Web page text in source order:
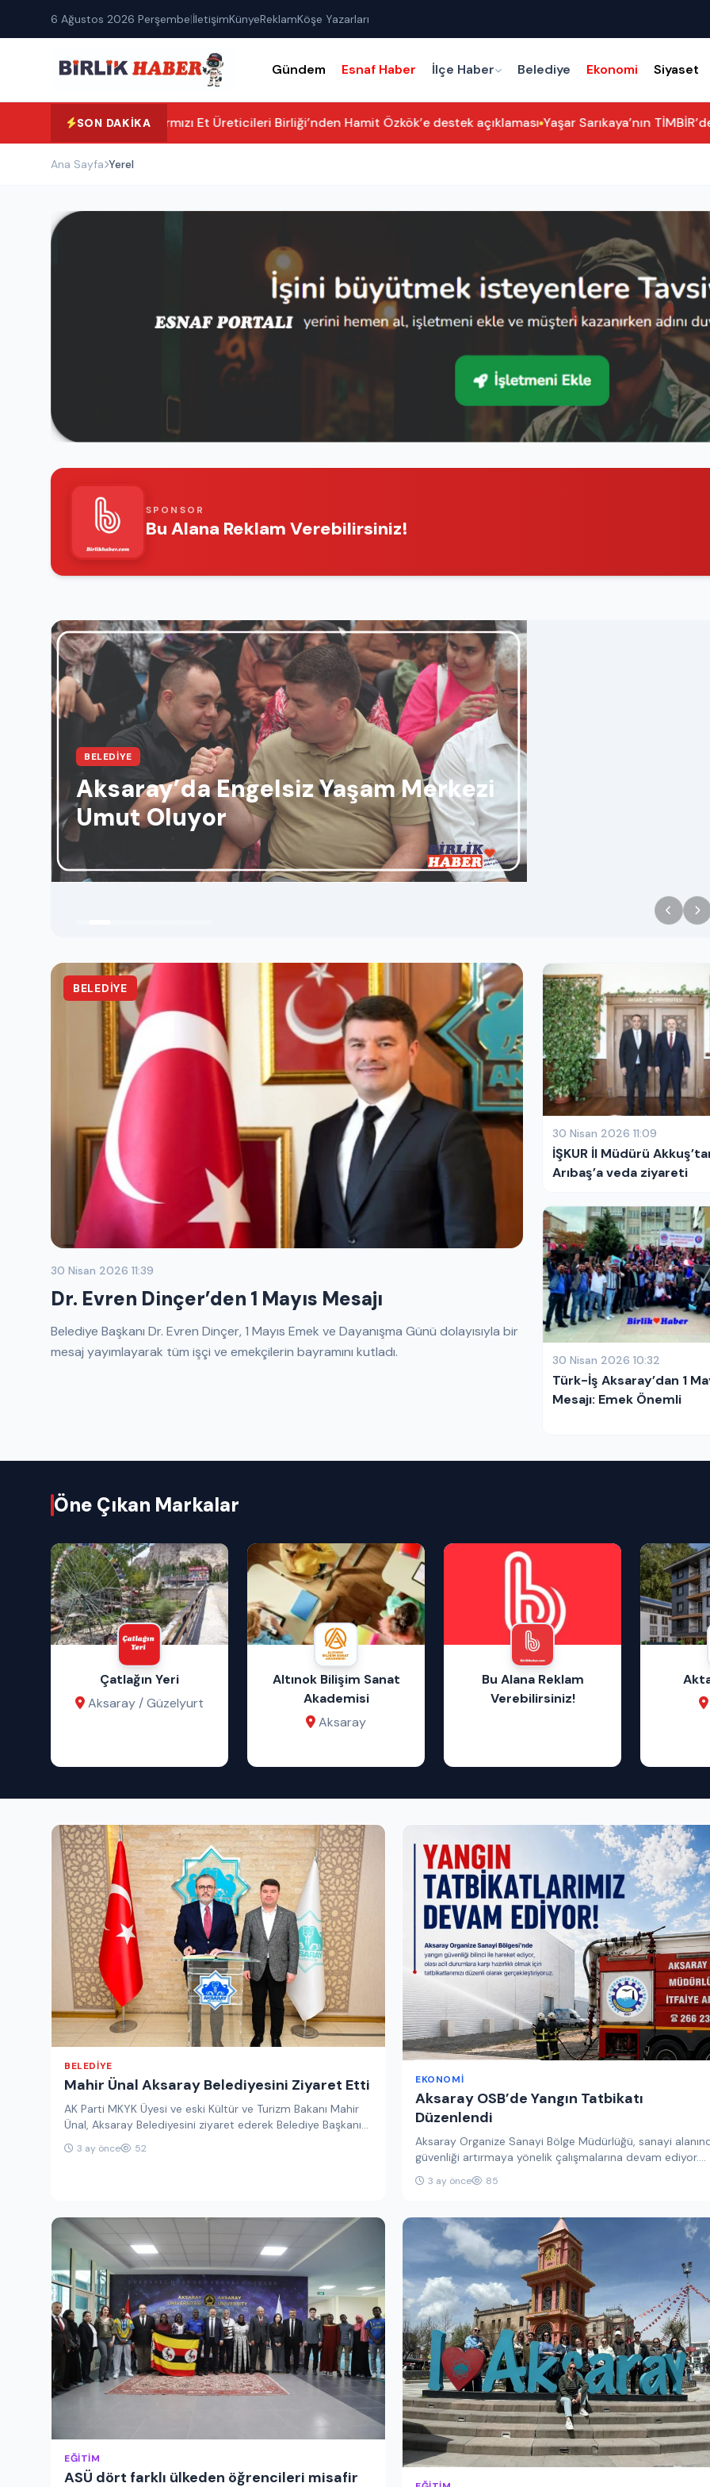
6 Ağustos 2026 Perşembe|İletişimKünyeReklamKöşe Yazarları
Gündem Esnaf Haber İlçe Haber Belediye Ekonomi Siyaset
SON DAKIKA
Aksaray Kırmızı Et Üreticileri Birliği’nden Hamit Özkök’e destek açıklaması Yaşar Sarıkaya’nın
Ana Sayfa Yerel
SPONSOR
Bu Alana Reklam Verebilirsiniz!
BELEDIYE
Aksaray’da Engelsiz Yaşam Merkezi
Umut Oluyor
BELEDIYE
30 Nisan 2026 11:39
Dr. Evren Dinçer’den 1 Mayıs Mesajı
Belediye Başkanı Dr. Evren Dinçer, 1 Mayıs Emek ve Dayanışma Günü dolayısıyla bir
mesaj yayımlayarak tüm işçi ve emekçilerin bayramını kutladı.
30 Nisan 2026 11:09
İŞKUR İl Müdürü Akkuş’tan
Arıbaş’a veda ziyareti
30 Nisan 2026 10:32
Türk-İş Aksaray’dan 1
Mesajı: Emek Önemli
Öne Çıkan Markalar
Çatlağın Yeri
Aksaray / Güzelyurt
Altınok Bilişim Sanat
Akademisi
Aksaray
Bu Alana Reklam
Verebilirsiniz!
BELEDIYE
Mahir Ünal Aksaray Belediyesini Ziyaret Etti
AK Parti MKYK Üyesi ve eski Kültür ve Turizm Bakanı Mahir
Ünal, Aksaray Belediyesini ziyaret ederek Belediye Başkanı…
3 ay önce 52
EKONOMI
Aksaray OSB’de Yangın Tatbikatı
Düzenlendi
Aksaray Organize Sanayi Bölge Müdürlüğü, sanayi
güvenliği artırmaya yönelik çalışmalarına devam ediyor.
3 ay önce 85
EĞITIM
ASÜ dört farklı ülkeden öğrencileri misafir